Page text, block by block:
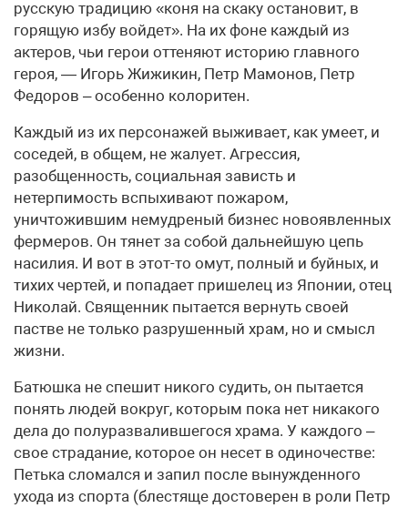
русскую традицию «коня на скаку остановит, в
горящую избу войдет». На их фоне каждый из
актеров, чьи герои оттеняют историю главного
героя, — Игорь Жижикин, Петр Мамонов, Петр
Федоров – особенно колоритен.
Каждый из их персонажей выживает, как умеет, и
соседей, в общем, не жалует. Агрессия,
разобщенность, социальная зависть и
нетерпимость вспыхивают пожаром,
уничтожившим немудреный бизнес новоявленных
фермеров. Он тянет за собой дальнейшую цепь
насилия. И вот в этот-то омут, полный и буйных, и
тихих чертей, и попадает пришелец из Японии, отец
Николай. Священник пытается вернуть своей
пастве не только разрушенный храм, но и смысл
жизни.
Батюшка не спешит никого судить, он пытается
понять людей вокруг, которым пока нет никакого
дела до полуразвалившегося храма. У каждого –
свое страдание, которое он несет в одиночестве:
Петька сломался и запил после вынужденного
ухода из спорта (блестяще достоверен в роли Петр